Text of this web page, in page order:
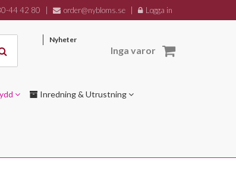
44 42 80 order@nybloms.se Logga in
Nyheter
Inga varor
Inredning & Utrustning